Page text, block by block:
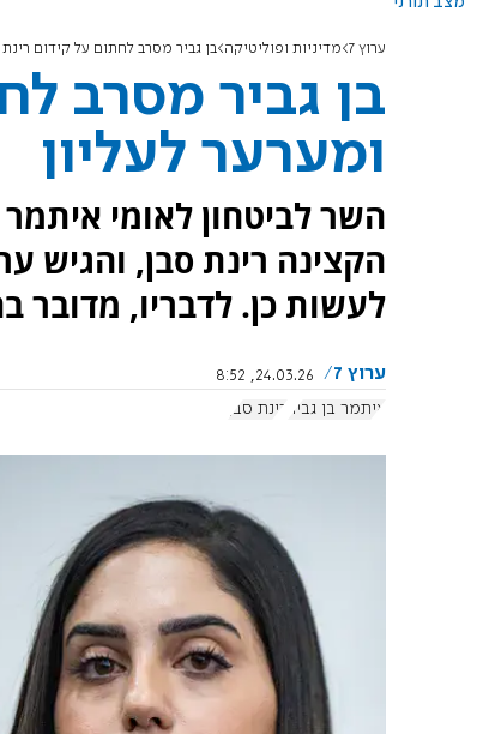
ערוץ 7 מדיניות ופוליטיקה בן גביר מסרב לחתום על קידום רינת
בן גביר מסרב
ומערער לעליון
השר לביטחון לאומי
הקצינה רינת סבן, והגיש
לעשות כן. לדבריו, מדובר
ערוץ 7
24.03.26, 8:52
איתמר בן גביר רינת סבן